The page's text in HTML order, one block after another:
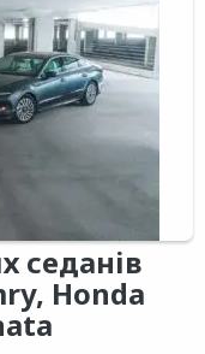
седанів
Honda